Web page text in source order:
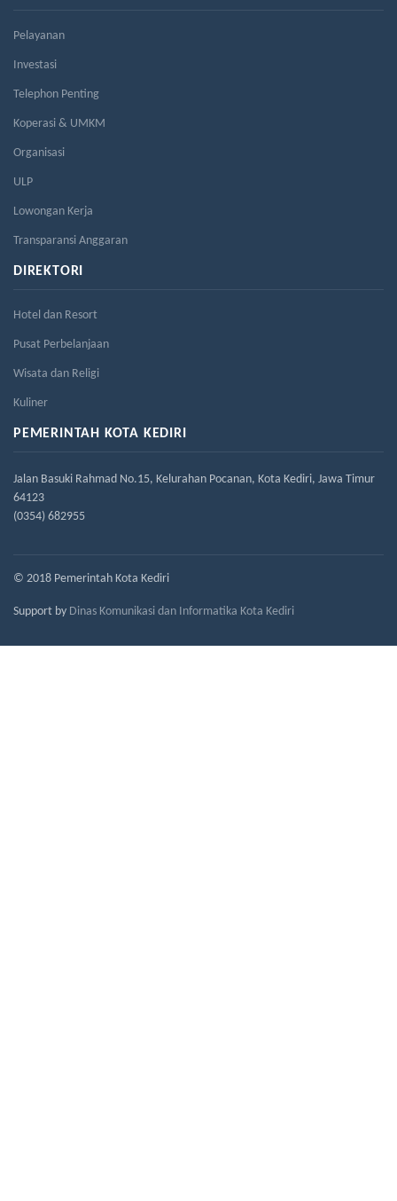
Pelayanan
Investasi
Telephon Penting
Koperasi & UMKM
Organisasi
ULP
Lowongan Kerja
Transparansi Anggaran
DIREKTORI
Hotel dan Resort
Pusat Perbelanjaan
Wisata dan Religi
Kuliner
PEMERINTAH KOTA KEDIRI
Jalan Basuki Rahmad No.15, Kelurahan Pocanan, Kota Kediri, Jawa Timur
64123
(0354) 682955
© 2018 Pemerintah Kota Kediri
Support by Dinas Komunikasi dan Informatika Kota Kediri